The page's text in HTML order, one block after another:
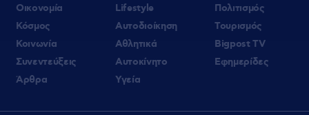
Οικονομία
Κόσμος
Κοινωνία
Συνεντεύξεις
Άρθρα
Lifestyle
Αυτοδιοίκηση
Αθλητικά
Αυτοκίνητο
Υγεία
Πολιτισμός
Τουρισμός
Bigpost TV
Εφημερίδες